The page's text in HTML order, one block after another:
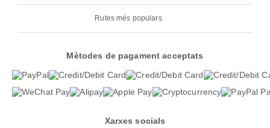
Rutes més populars
Mètodes de pagament acceptats
Xarxes socials